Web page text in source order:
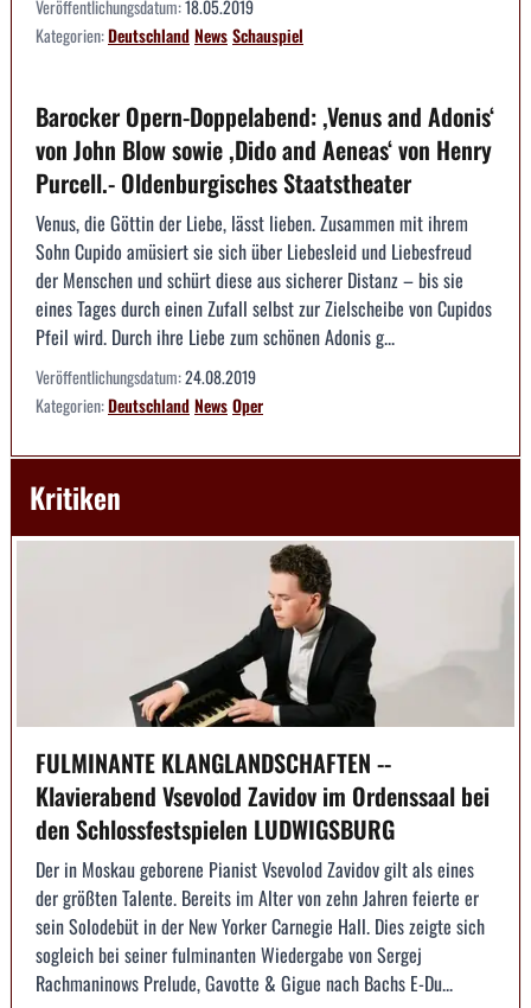
Veröffentlichungsdatum:18.05.2019
Kategorien:DeutschlandNewsSchauspiel
Barocker Opern-Doppelabend: ,Venus and Adonis‘
von John Blow sowie ,Dido and Aeneas‘ von Henry
Purcell.- Oldenburgisches Staatstheater
Venus, die Göttin der Liebe, lässt lieben. Zusammen mit ihrem
Sohn Cupido amüsiert sie sich über Liebesleid und Liebesfreud
der Menschen und schürt diese aus sicherer Distanz – bis sie
eines Tages durch einen Zufall selbst zur Zielscheibe von Cupidos
Pfeil wird. Durch ihre Liebe zum schönen Adonis g...
Veröffentlichungsdatum:24.08.2019
Kategorien:DeutschlandNewsOper
Kritiken
FULMINANTE KLANGLANDSCHAFTEN --
Klavierabend Vsevolod Zavidov im Ordenssaal bei
den Schlossfestspielen LUDWIGSBURG
Der in Moskau geborene Pianist Vsevolod Zavidov gilt als eines
der größten Talente. Bereits im Alter von zehn Jahren feierte er
sein Solodebüt in der New Yorker Carnegie Hall. Dies zeigte sich
sogleich bei seiner fulminanten Wiedergabe von Sergej
Rachmaninows Prelude, Gavotte & Gigue nach Bachs E-Du...